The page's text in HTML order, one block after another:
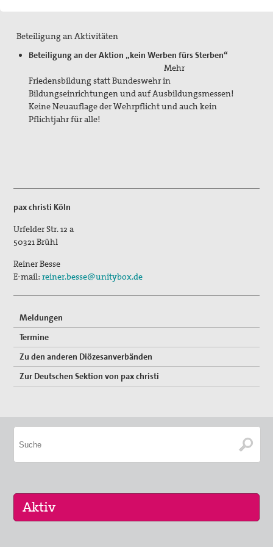
Andreas-Schillo-Fond
Nueva Esperanza
newsletter
Aufschrei Waffenhandel
Selig die Frieden stiften - Handreichung Frieden
Visionen für Kölner Kirche
Bischofswort "Gerechter Friede"
Schritte zum Frieden
pax christi-Gruppe Bonn
Gedenken zum 80. Jahrestag des Überfalls auf die
Sowjetunion
Antimilitarismus
Beteiligung an Aktivitäten
Beteiligung an der Aktion „kein Werben fürs Sterben“
Mehr
Friedensbildung statt Bundeswehr in
Bildungseinrichtungen und auf Ausbildungsmessen!
Keine Neuauflage der Wehrpflicht und auch kein
Pflichtjahr für alle!
pax christi Köln
Urfelder Str. 12 a
50321Brühl
Reiner Besse
E-mail:reiner.besse@unitybox.de
Meldungen
Termine
Zu den anderen Diözesanverbänden
Zur Deutschen Sektion von pax christi